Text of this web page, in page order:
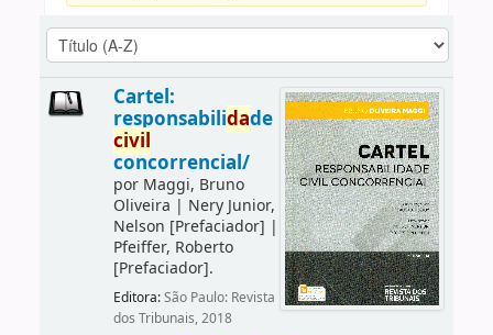
Cartel:
responsabilidade
civil
concorrencial/
por Maggi, Bruno
Oliveira | Nery Junior,
Nelson [Prefaciador] |
Pfeiffer, Roberto
[Prefaciador].
Editora:São Paulo: Revista
dos Tribunais, 2018